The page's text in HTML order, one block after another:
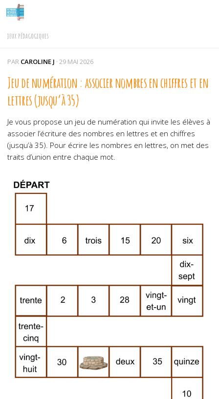
Skip to content
JEUX PÉDAGOGIQUES
PAR CAROLINE J · 29 MAI 2026
Jeu de numération : associer nombres en chiffres et en
lettres (jusqu’à 35)
Je vous propose un jeu de numération qui invite les élèves à
associer l’écriture des nombres en lettres et en chiffres
(jusqu’à 35). Pour écrire les nombres en lettres, on met des
traits d’union entre chaque mot.